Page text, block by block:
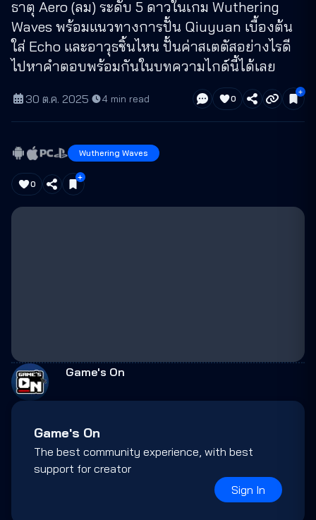
ธาตุ Aero (ลม) ระดับ 5 ดาวในเกม Wuthering
Waves พร้อมแนวทางการปั้น Qiuyuan เบื้องต้น
ใส่ Echo และอาวุธชิ้นไหน ปั้นค่าสเตตัสอย่างไรดี
ไปหาคำตอบพร้อมกันในบทความไกด์นี้ได้เลย
30 ต.ค. 2025· 4 min read 0
Wuthering Waves
0
Game's On
Game's On
The best community experience, with best
support for creator
Sign In